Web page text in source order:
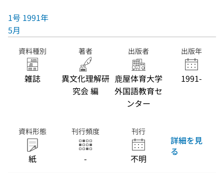
1号 1991年
5月
資料種別
雑誌
著者
異文化理解研
究会 編
出版者
鹿屋体育大学
外国語教育セ
ンター
出版年
1991-
資料形態
紙
刊行頻度
-
刊行
不明
詳細を見
る